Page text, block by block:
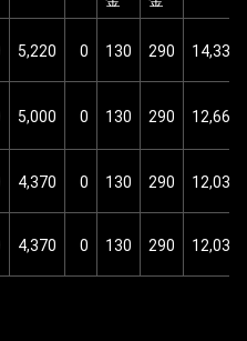
5,220 0 130 290 14,330
5,000 0 130 290 12,660
4,370 0 130 290 12,030
4,370 0 130 290 12,030